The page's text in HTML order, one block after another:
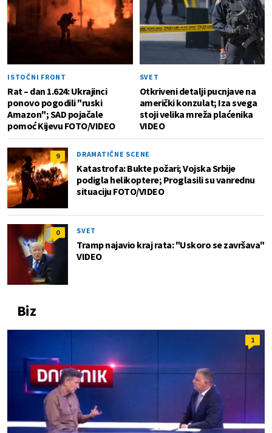
ISTOČNI FRONT
Rat – dan 1.624: Ukrajinci
ponovo pogodili "ruski
Amazon"; SAD pojačale
pomoć Kijevu FOTO/VIDEO
SVET
Otkriveni detalji pucnjave na
američki konzulat; Iza svega
stoji velika mreža plaćenika
VIDEO
9 DRAMATIČNE SCENE
Katastrofa: Bukte požari; Vojska Srbije
podigla helikoptere; Proglasili su vanrednu
situaciju FOTO/VIDEO
0 SVET
Tramp najavio kraj rata: "Uskoro se završava"
VIDEO
Biz
1